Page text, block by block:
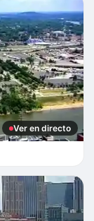
Ver en directo